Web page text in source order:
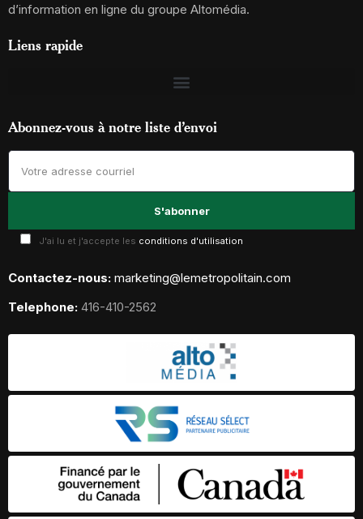
d’information en ligne du groupe Altomédia.
Liens rapide
Abonnez-vous à notre liste d’envoi
J'ai lu et j'accepte les conditions d'utilisation
Contactez-nous: marketing@lemetropolitain.com
Telephone: 416-410-2562